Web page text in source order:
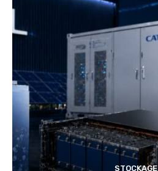
STOCKAGE